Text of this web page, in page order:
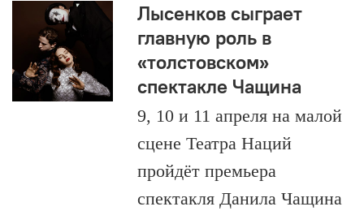
Лысенков сыграет
главную роль в
«толстовском»
спектакле Чащина
9, 10 и 11 апреля на малой
сцене Театра Наций
пройдёт премьера
спектакля Данила Чащина